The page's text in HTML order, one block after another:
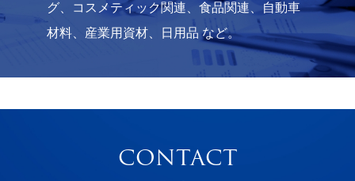
グ、コスメティック関連、食品関連、自動車
材料、産業用資材、日用品 など。
CONTACT